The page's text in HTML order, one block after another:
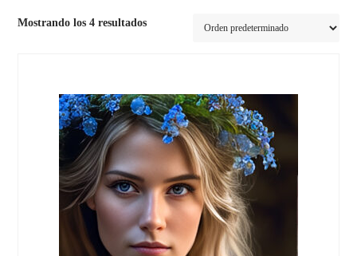
Mostrando los 4 resultados